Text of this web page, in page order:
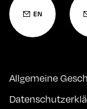
Allgemeine